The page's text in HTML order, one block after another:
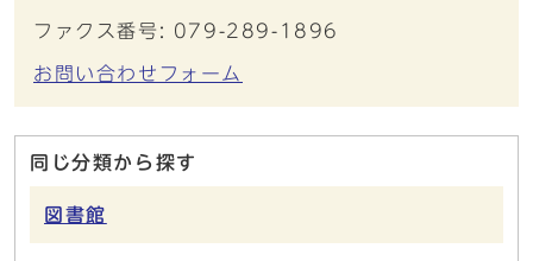
ファクス番号: 079-289-1896
お問い合わせフォーム
同じ分類から探す
図書館